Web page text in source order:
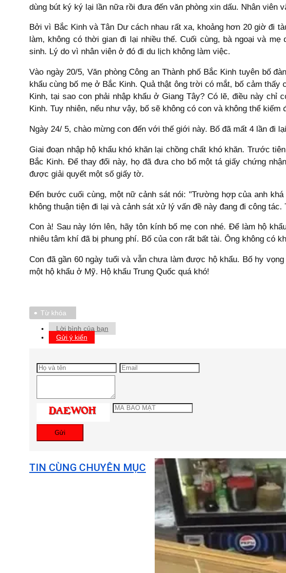
dùng bút ký ký lại lần nữa rồi đưa đến văn phòng xin dấu. Nhân viên
Bởi vì Bắc Kinh và Tân Dư cách nhau rất xa, khoảng hơn 20 giờ đi
làm, không có thời gian đi lại nhiều thế. Cuối cùng, bà ngoại và
sinh. Lý do vì nhân viên ở đó đi du lịch không làm việc.
Vào ngày 20/5, Văn phòng Công an Thành phố Bắc Kinh tuyên bố
khẩu cùng bố mẹ ở Bắc Kinh. Quả thật ông trời có mắt, bố cảm
Kinh, tại sao con phải nhập khẩu ở Giang Tây? Có lẽ, điều này
Kinh. Tuy nhiên, nếu như vậy, bố sẽ không có con và không thể
Ngày 24/ 5, chào mừng con đến với thế giới này. Bố đã mất 4 lần đi
Giai đoạn nhập hộ khẩu khó khăn lại chồng chất khó khăn. Trước
Bắc Kinh. Để thay đổi này, họ đã đưa cho bố một tá giấy chứng
được giải quyết một số giấy tờ.
Đến bước cuối cùng, một nữ cảnh sát nói: "Trường hợp của anh
không thuận tiện đi lại và cảnh sát xử lý vấn đề này đang đi công
Con à! Sau này lớn lên, hãy tôn kính bố mẹ con nhé. Để làm hộ
nhiêu tâm khí đã bị phung phí. Bố của con rất bất tài. Ông không có
Con đã gần 60 ngày tuổi và vẫn chưa làm được hộ khẩu. Bố hy
một hộ khẩu ở Mỹ. Hộ khẩu Trung Quốc quá khó!
Từ khóa
Lời bình của bạn
Gửi ý kiến
Gửi
TIN CÙNG CHUYÊN MỤC